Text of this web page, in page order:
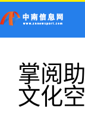
掌阅
文化